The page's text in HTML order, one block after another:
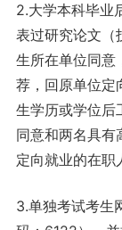
2.大学本科毕业
表过研究论文（
生所在单位同意
荐，回原单位定
生学历或学位后
同意和两名具有
定向就业的在职
3.单独考试考生